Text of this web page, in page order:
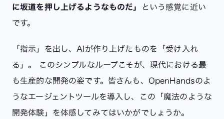
に坂道を押し上げるようなものだ」 という感覚に近い
です。
「指示」を出し、AIが作り上げたものを「受け入れ
る」。 このシンプルなループこそが、現代における最
も生産的な開発の姿です。皆さんも、OpenHandsのよ
うなエージェントツールを導入し、この「魔法のような
開発体験」を体感してみてはいかがでしょうか。